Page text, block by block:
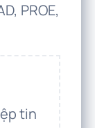
PROE,
tin